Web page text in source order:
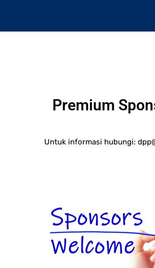
Premium
Untuk informasi hubungi: